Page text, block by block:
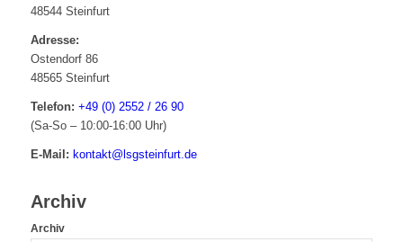
48544 Steinfurt
Adresse:
Ostendorf 86
48565 Steinfurt
Telefon: +49 (0) 2552 / 26 90
(Sa-So – 10:00-16:00 Uhr)
E-Mail: kontakt@lsgsteinfurt.de
Archiv
Archiv